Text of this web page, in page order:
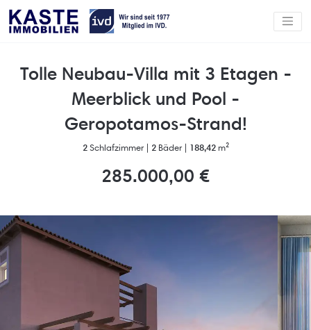
Tolle Neubau-Villa mit 3 Etagen -
Meerblick und Pool -
Geropotamos-Strand!
2Schlafzimmer | 2Bäder | 188,42m²
285.000,00 €